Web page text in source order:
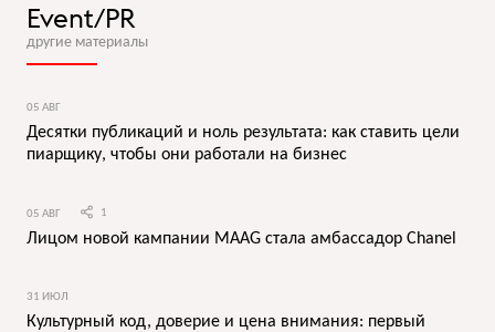
Event/PR
другие материалы
05 АВГ
Десятки публикаций и ноль результата: как ставить цели
пиарщику, чтобы они работали на бизнес
05 АВГ 1
Лицом новой кампании MAAG стала амбассадор Chanel
31 ИЮЛ
Культурный код, доверие и цена внимания: первый